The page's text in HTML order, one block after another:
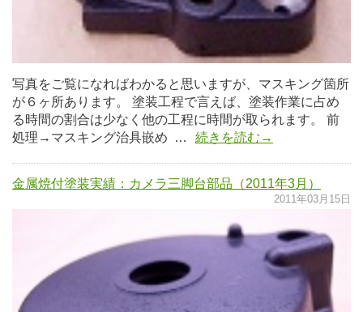
写真をご覧になればわかると思いますが、マスキング箇所
が６ヶ所あります。 塗装工程で言えば、塗装作業に占め
る時間の割合は少なく他の工程に時間が取られます。 前
処理→マスキング治具嵌め …
続きを読む→
金属焼付塗装実績：カメラ三脚台部品（2011年3月）
2011年03月15日